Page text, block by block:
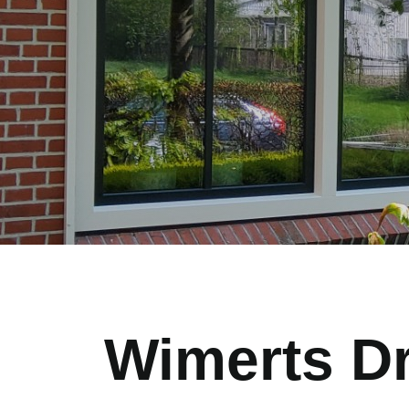
Wimerts